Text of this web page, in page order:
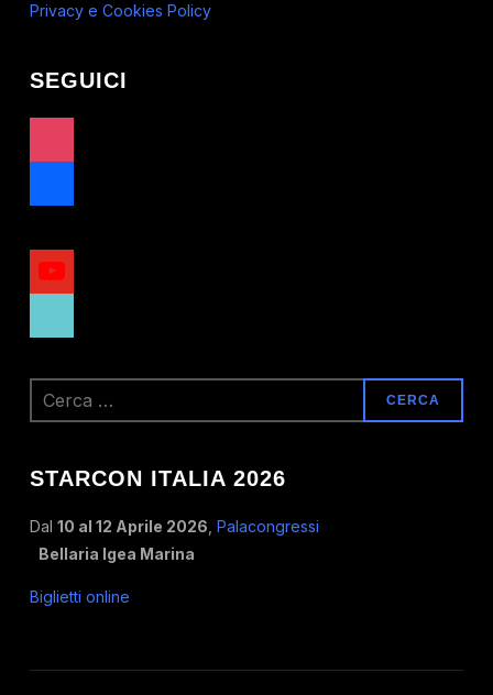
Privacy e Cookies Policy
SEGUICI
youtube
Ricerca
per:
STARCON ITALIA 2026
Dal 10 al 12 Aprile 2026 Palacongressi
Bellaria Igea Marina
Biglietti online